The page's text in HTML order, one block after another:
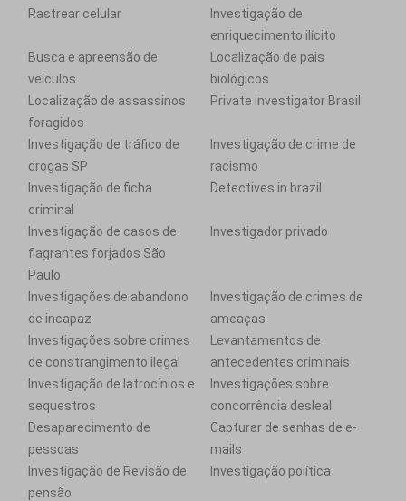
Rastrear celular
Investigação de
enriquecimento ilícito
Busca e apreensão de
veículos
Localização de pais
biológicos
Localização de assassinos
foragidos
Private investigator Brasil
Investigação de tráfico de
drogas SP
Investigação de crime de
racismo
Investigação de ficha
criminal
Detectives in brazil
Investigação de casos de
flagrantes forjados São
Paulo
Investigador privado
Investigações de abandono
de incapaz
Investigação de crimes de
ameaças
Investigações sobre crimes
de constrangimento ilegal
Levantamentos de
antecedentes criminais
Investigação de latrocínios e
sequestros
Investigações sobre
concorrência desleal
Desaparecimento de
pessoas
Capturar de senhas de e-
mails
Investigação de Revisão de
pensão
Investigação política